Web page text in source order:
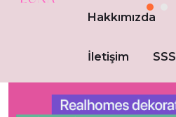
Hakkımızda
İletişim SSS